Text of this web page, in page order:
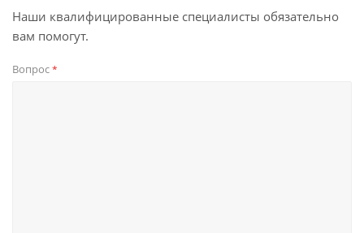
Наши квалифицированные специалисты обязательно
вам помогут.
Вопрос*